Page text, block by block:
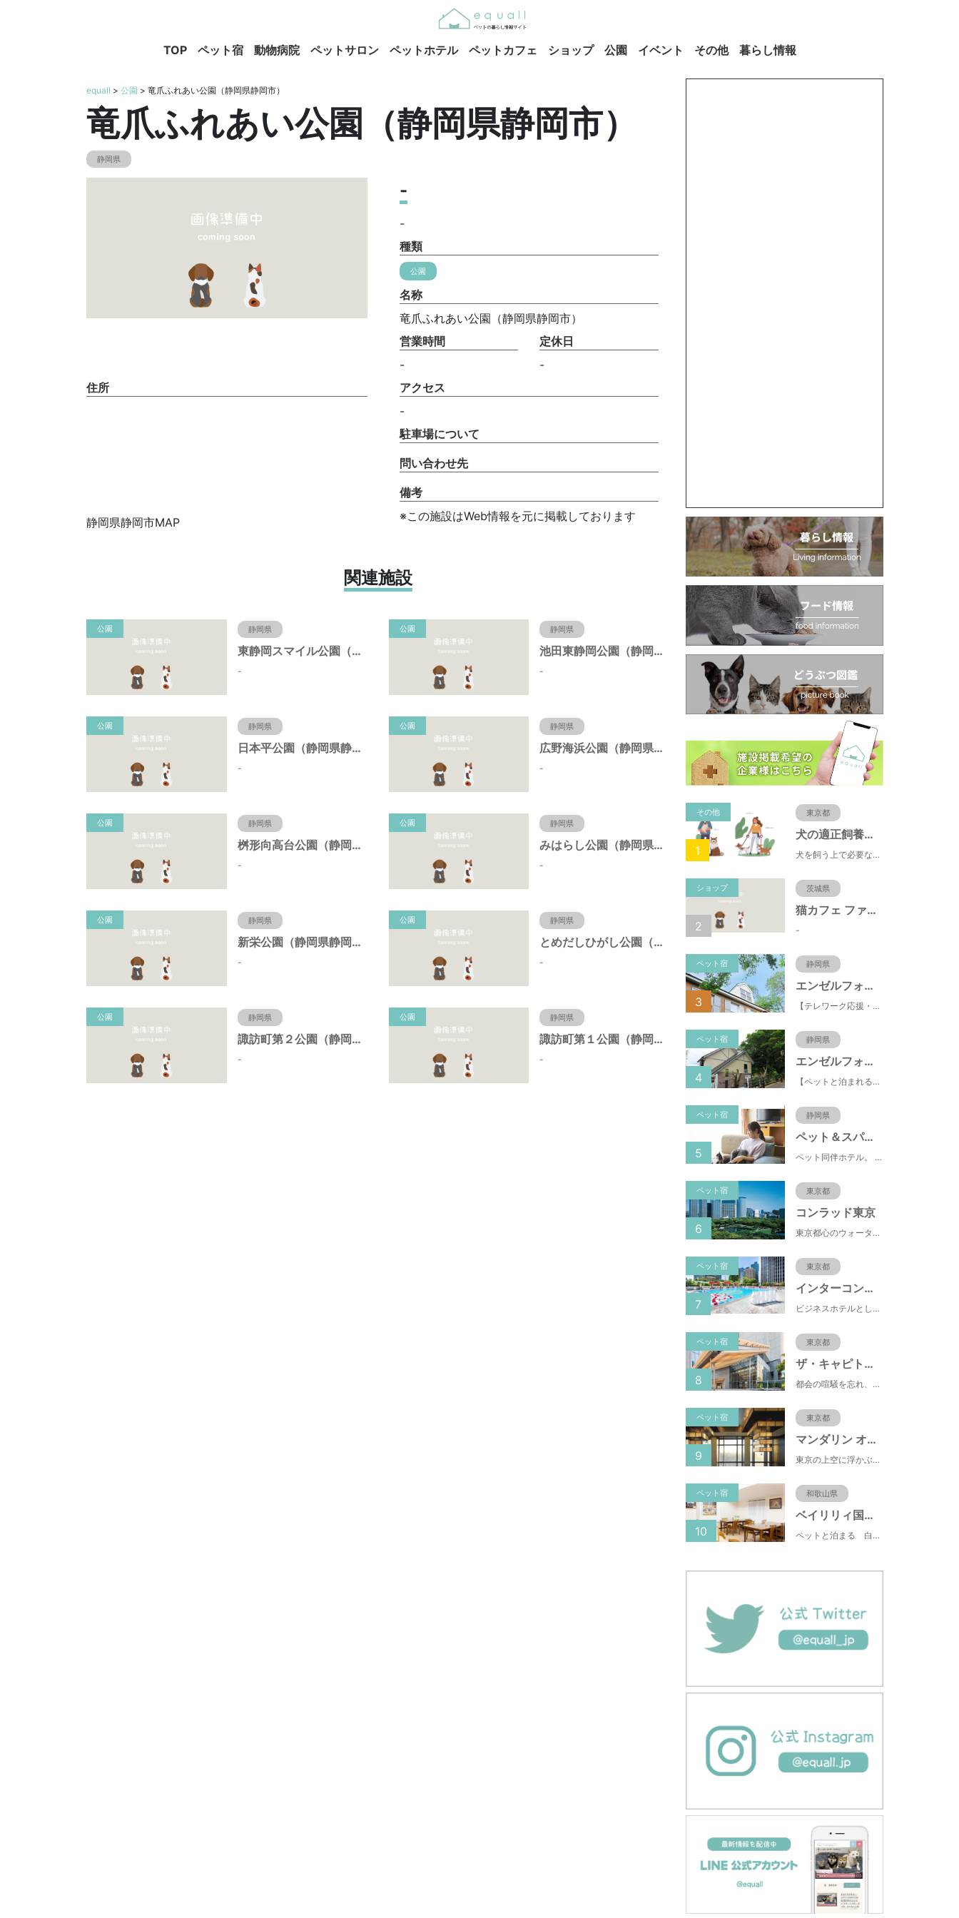
TOP ペット宿 動物病院 ペットサロン ペットホテル ペットカフェ ショップ 公園 イベント その他 暮らし情報
equall > 公園 > 竜爪ふれあい公園（静岡県静岡市）
竜爪ふれあい公園（静岡県静岡市）
静岡県
-
-
種類
公園
名称
竜爪ふれあい公園（静岡県静岡市）
営業時間
-
定休日
-
住所
静岡県静岡市MAP
アクセス
-
駐車場について
問い合わせ先
備考
※この施設はWeb情報を元に掲載しております
関連施設
公園 静岡県
東静岡スマイル公園（静岡県静岡市）
-
公園 静岡県
池田東静岡公園（静岡県静岡市）
-
公園 静岡県
日本平公園（静岡県静岡市）
-
公園 静岡県
広野海浜公園（静岡県静岡市）
-
公園 静岡県
桝形向高台公園（静岡県静岡市）
-
公園 静岡県
みはらし公園（静岡県静岡市）
-
公園 静岡県
新栄公園（静岡県静岡市）
-
公園 静岡県
とめだしひがし公園（静岡県静岡市）
-
公園 静岡県
諏訪町第２公園（静岡県静岡市）
-
公園 静岡県
諏訪町第１公園（静岡県静岡市）
-
その他 東京都
犬の適正飼養クイズ
犬を飼う上で必要な責任やマナー、健康管理について学ぶことができます。
1
ショップ 茨城県
猫カフェ ファミリーズ
-
2
ペット宿 静岡県
エンゼルフォレスト伊豆スカイライン
【テレワーク応援・ペットと泊まれる】ゴルフ場隣接のまるごと貸切別荘（自炊OK）
3
ペット宿 静岡県
エンゼルフォレスト伊豆高原(赤沢望洋台)
【ペットと泊まれる】源泉かけ流し温泉付の1棟貸切別荘（自炊OK）全別荘内装リフォーム済み♪
4
ペット宿 静岡県
ペット＆スパホテル伊豆高原
ペット同伴ホテル。 快適な施設と癒しの温泉、京風懐石をご堪能ください。
5
ペット宿 東京都
コンラッド東京
東京都心のウォーターフロントに位置し、都内全域へのアクセスへも便利なコンラッド東京は、銀座や新橋へ徒歩圏内、明治神宮や浅草、六本木などの観光・ショッピングエリアにもアクセス至便。また、東京駅まで10分、羽田空港まで25分、丸の内などの主要ビジネス街へのアクセスにも優れ、ビジネスにも最適のロケーションです。
6
ペット宿 東京都
インターコンチネンタル東京ベイ
ビジネスホテルとして有名な東横INN(東横イン)がペットと一緒に泊まれるプランをスタートしました。東横INNは、ペット専用Instagramもスタートしており、飼い主の間で話題になっています。
7
ペット宿 東京都
ザ・キャピトルホテル
都会の喧騒を忘れ、日常から解き放たれるひとときをお約束いたします ザ・キャピトルホテル 東急の客室は14室のスイートを含む全251室がすべてが44.8m²以上ゆとりの広さ。 日本の伝統的な建築様式を取り入れ、障子や襖をしつらえた洗練された和モダンな空間が和らぎの時間を演出します。 そして窓からは、国会議事堂をはじめとする東京の街並みを見渡すパノラマビューがお楽しみいただけます。
8
ペット宿 東京都
マンダリン オリエンタル 東京
東京の上空に浮かぶマンダリン オリエンタル 東京は、眼下にすばらしい風景が広がるラグジュアリーな5つ星ホテルです。凜とした風格ある佇まいと和モダンのスタイルに、最新鋭のテクノロジー、定評あるスパ、驚きと感動に満ちた食体験、卓越したサービスを融合させ、真心を込めてお客さまをおもてなしいたします。
9
ペット宿 和歌山県
ベイリリィ国民宿舎しらゆり荘
ペットと泊まる 白浜温泉 ベイリリィ国民宿舎しらゆり荘
10